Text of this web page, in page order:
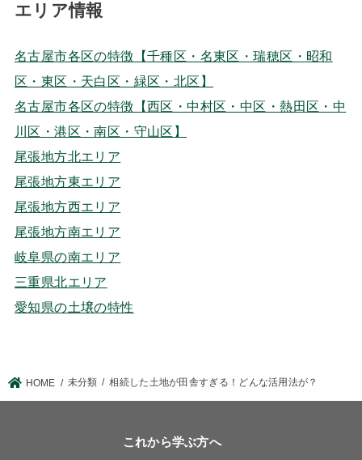
エリア情報
名古屋市各区の特徴【千種区・名東区・瑞穂区・昭和
区・東区・天白区・緑区・北区】
名古屋市各区の特徴【西区・中村区・中区・熱田区・中
川区・港区・南区・守山区】
尾張地方北エリア
尾張地方東エリア
尾張地方西エリア
尾張地方南エリア
岐阜県の南エリア
三重県北エリア
愛知県の土壌の特性
HOME 未分類 相続した土地が田舎すぎる！どんな活用法が？
これから学ぶ方へ